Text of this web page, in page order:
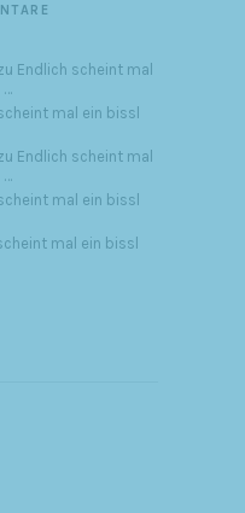
Endlich scheint mal
…
mal ein bissl
Endlich scheint mal
…
mal ein bissl
mal ein bissl